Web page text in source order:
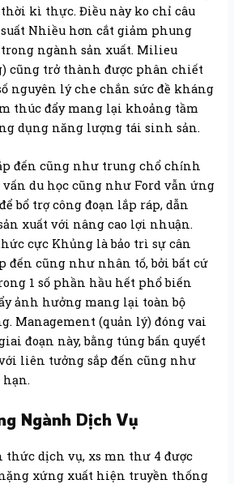
thời kì thực. Điều này ko chỉ câu
Nhiều hơn cắt giảm phung
trong ngành sản xuất. Milieu
cũng trở thành được phân chiết
nguyên lý che chắn sức đề kháng
thúc đẩy mang lại khoảng tầm
dụng năng lượng tái sinh sản.
đến cũng như trung chổ chính
du học cũng như Ford vẫn ứng
bổ trợ công đoạn lắp ráp, dẫn
xuất với nâng cao lợi nhuận.
cực Khủng là bảo trì sự cân
đến cũng như nhân tố, bởi bất cứ
1 số phần hầu hết phổ biến
ảnh hưởng mang lại toàn bộ
Management (quản lý) đóng vai
đoạn này, bằng túng bấn quyết
liên tưởng sắp đến cũng như
Ngành Dịch Vụ
dịch vụ, xs mn thư 4 được
xứng xuất hiện truyền thống